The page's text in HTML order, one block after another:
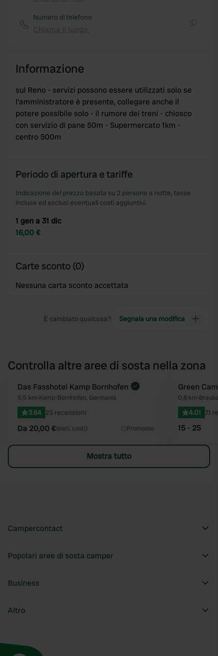
Numero di telefono
Informazione
sul Reno - servizi possono essere utilizzati solo se
l'amministratore è presente, collegare anche il
potere possibile solo - il rumore dei treni - chiosco
con servizio di pane 50m - Supermercato 1km -
centro 500m
Periodo di apertura e tariffe
Indicazione del prezzo basata su 2 persone a notte, tasse
incluse ed esclusi eventuali costi aggiuntivi.
1 gen a 31 dic
16,00 €
Carte sconto (0)
Nessuna carta sconto accettata
È cambiato qualcosa? Segnala una modifica
Controlla altre aree di sosta nella zona
Preferito
Prenota ora
Das Fasshotel Kamp Bornhofen
5,5 km•Kamp-Bornhofen, Germania
3.64 25 recensioni
Da 20,00 €(escl. costi) Promosso
Green
0,8 km•
4.01 71
15 - 25
Mostra tutto
Campercontact
Popolari aree di sosta camper
Business
Altro